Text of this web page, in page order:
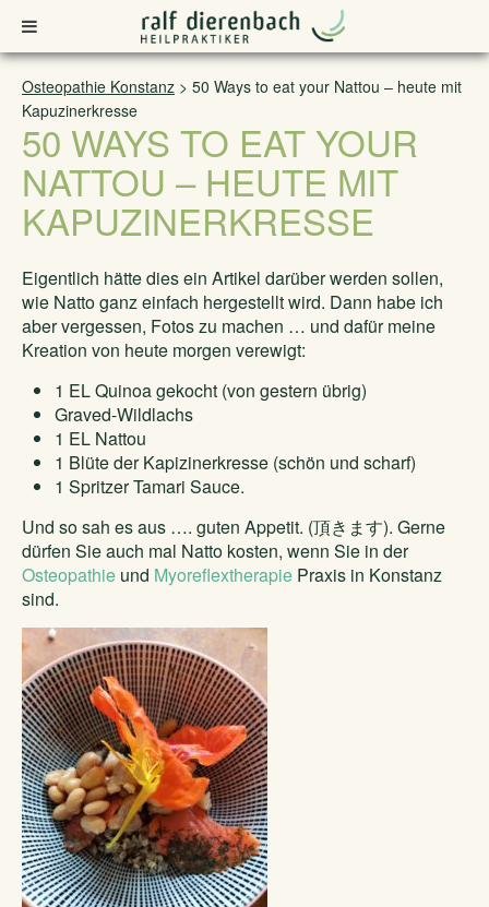
Osteopathie Konstanz > 50 Ways to eat your Nattou – heute mit
Kapuzinerkresse
50 WAYS TO EAT YOUR
NATTOU – HEUTE MIT
KAPUZINERKRESSE
Eigentlich hätte dies ein Artikel darüber werden sollen,
wie Natto ganz einfach hergestellt wird. Dann habe ich
aber vergessen, Fotos zu machen … und dafür meine
Kreation von heute morgen verewigt:
1 EL Quinoa gekocht (von gestern übrig)
Graved-Wildlachs
1 EL Nattou
1 Blüte der Kapizinerkresse (schön und scharf)
1 Spritzer Tamari Sauce.
Und so sah es aus …. guten Appetit. (頂きます). Gerne
dürfen Sie auch mal Natto kosten, wenn Sie in der
Osteopathie und Myoreflextherapie Praxis in Konstanz
sind.